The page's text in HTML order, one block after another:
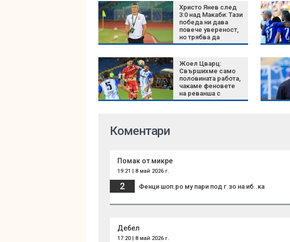
Христо Янев след
3:0 над Макаби: Тази
победа ни дава
повече увереност,
но трябва да
останем смирени
Жоел Цварц:
Свършихме само
половината работа,
чакаме феновете
на реванша с
Макаби (Тел Авив)
Коментари
Помак от микре
19:21 | 8 май 2026 г.
2 Фенци шоп.ро му пари под г.зо на иб..ка
Дебел
17:20 | 8 май 2026 г.